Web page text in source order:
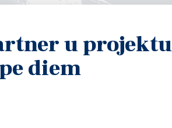
u projektu
diem